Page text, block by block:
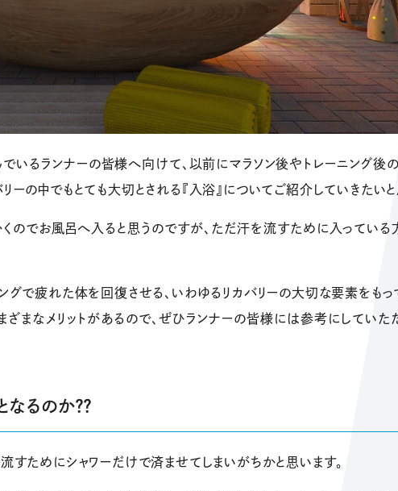
いるランナーの皆様へ向けて、以前にマラソン後やトレーニング後の
の中でもとても大切とされる『入浴』についてご紹介していきたいと
のでお風呂へ入ると思うのですが、ただ汗を流すために入っている
グで疲れた体を回復させる、いわゆるリカバリーの大切な要素をもっ
ざまなメリットがあるので、ぜひランナーの皆様には参考にしていた
るのか？？
すためにシャワーだけで済ませてしまいがちかと思います。